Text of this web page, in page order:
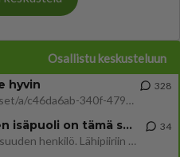
Osallistu keskusteluun
hyvin
https://www.iltalehti.fi/viihdeuutiset/a/c46da6ab-340f-4790-aaa7-0865eed2336 Yrityksen konkurssihakemus on tullut kärä
328
Tiesitkö? Martina Aitolehden isäpuoli on tämä suosittu laulaja
Martina Aitolehti on seurattu julkisuuden henkilö. Lähipiiriin mahtuu muitakin tunnettuja henkilöitä. Tiesitkö, että Ma
34